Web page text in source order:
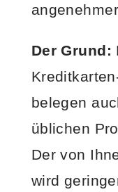
Der Grund:
belegen
üblichen
Der von
wird